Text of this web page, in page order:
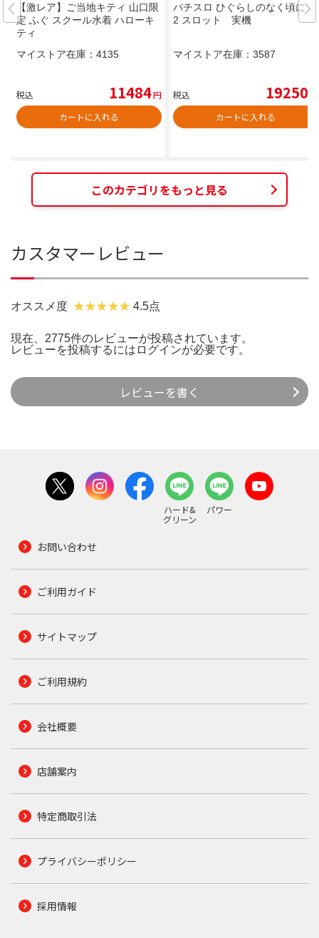
【激レア】ご当地キティ 山口限
定 ふぐ スクール水着 ハローキ
ティ
マイストア在庫： 4135
税込 11484円
カートに入れる
パチスロ ひぐらしのなく頃に 祭
2 スロット 実機
マイストア在庫： 3587
税込 19250
カートに入れる
このカテゴリをもっと見る
カスタマーレビュー
オススメ度 4.5点
現在、2775件のレビューが投稿されています。
レビューを投稿するには ログインが必要です。
レビューを書く
ハード&
グリーン
パワー
お問い合わせ
ご利用ガイド
サイトマップ
ご利用規約
会社概要
店舗案内
特定商取引法
プライバシーポリシー
採用情報